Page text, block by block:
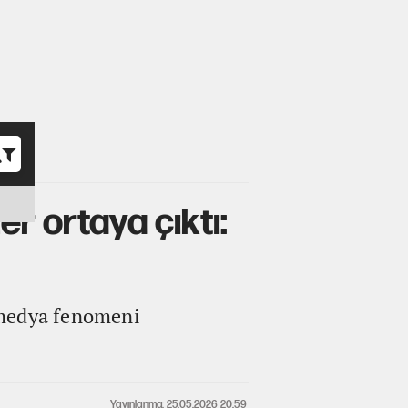
ortaya çıktı:
fenomeni
Yayınlanma: 25.05.2026 20:59